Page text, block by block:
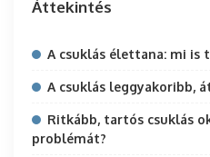
Áttekintés
A csuklás élettana: mi is
A csuklás leggyakoribb,
Ritkább, tartós csuklás
problémát?